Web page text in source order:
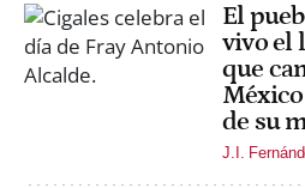
El
vivo el
que
de su
J.I.